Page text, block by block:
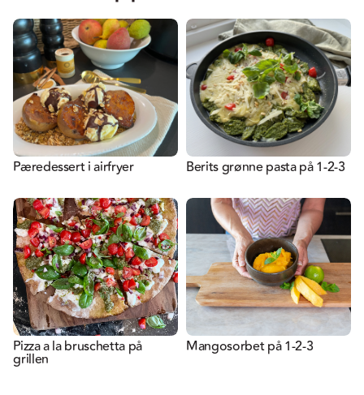
Pæredessert i airfryer Berits grønne pasta på 1-2-3
Pizza a la bruschetta på
grillen
Mangosorbet på 1-2-3